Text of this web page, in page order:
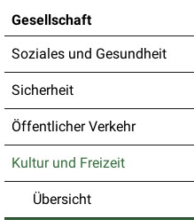
Gesellschaft
Soziales und Gesundheit
Sicherheit
Öffentlicher Verkehr
Kultur und Freizeit
Übersicht